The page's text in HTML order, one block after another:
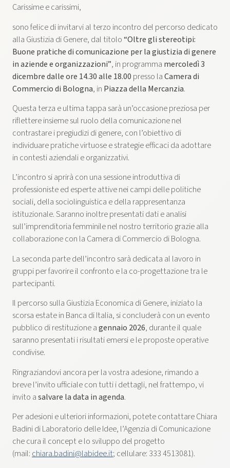
Carissime e carissimi,
sono felice di invitarvi al terzo incontro del percorso dedicato
alla Giustizia di Genere, dal titolo“Oltre gli stereotipi:
Buone pratiche di comunicazione per la giustizia di genere
in aziende e organizzazioni”, in programma mercoledì 3
dicembre dalle ore 14.30 alle 18.00 presso laCamera di
Commercio di Bologna, in Piazza della Mercanzia.
Questa terza e ultima tappa sarà un’occasione preziosa per
riflettere insieme sul ruolo della comunicazione nel
contrastare i pregiudizi di genere, con l’obiettivo di
individuare pratiche virtuose e strategie efficaci da adottare
in contesti aziendali e organizzativi.
L’incontro si aprirà con una sessione introduttiva di
professioniste ed esperte attive nei campi delle politiche
sociali, della sociolinguistica e della rappresentanza
istituzionale. Saranno inoltre presentati dati e analisi
sull’imprenditoria femminile nel nostro territorio grazie alla
collaborazione con la Camera di Commercio di Bologna.
La seconda parte dell’incontro sarà dedicata al lavoro in
gruppi per favorire il confronto e la co-progettazione tra le
partecipanti.
Il percorso sulla Giustizia Economica di Genere, iniziato la
scorsa estate in Banca di Italia, si concluderà con un evento
pubblico di restituzione agennaio 2026, durante il quale
saranno presentati i risultati emersi e le proposte operative
condivise.
Ringraziandovi ancora per la vostra adesione, rimando a
breve l’invito ufficiale con tutti i dettagli, nel frattempo, vi
invito asalvare la data in agenda.
Per adesioni e ulteriori informazioni, potete contattare Chiara
Badini di Laboratorio delle Idee, l’Agenzia di Comunicazione
che cura il concept e lo sviluppo del progetto
(mail: chiara.badini@labidee.it; cellulare: 333 4513081).